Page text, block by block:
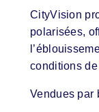
CityVision
polarisées,
conditions
Vendues par